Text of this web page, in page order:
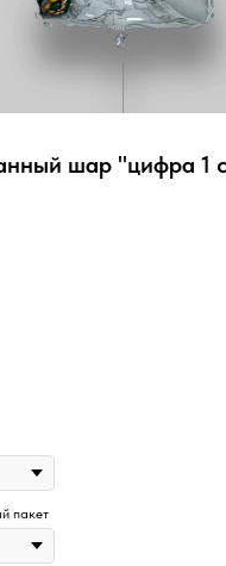
шар "цифра 1
пакет